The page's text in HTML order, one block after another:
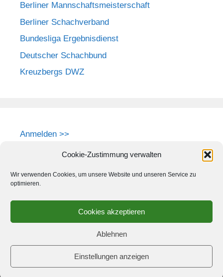
Cookie-Zustimmung verwalten
Wir verwenden Cookies, um unsere Website und unseren Service zu
optimieren.
Cookies akzeptieren
Ablehnen
Einstellungen anzeigen
Berliner Mannschaftsmeisterschaft
Berliner Schachverband
Bundesliga Ergebnisdienst
Deutscher Schachbund
Kreuzbergs DWZ
Anmelden >>
© 2026 Schach-Club Kreuzberg e.V. GeneratePress